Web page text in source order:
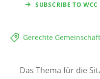
SUBSCRIBE TO WCC
Gerechte
Das Thema für die